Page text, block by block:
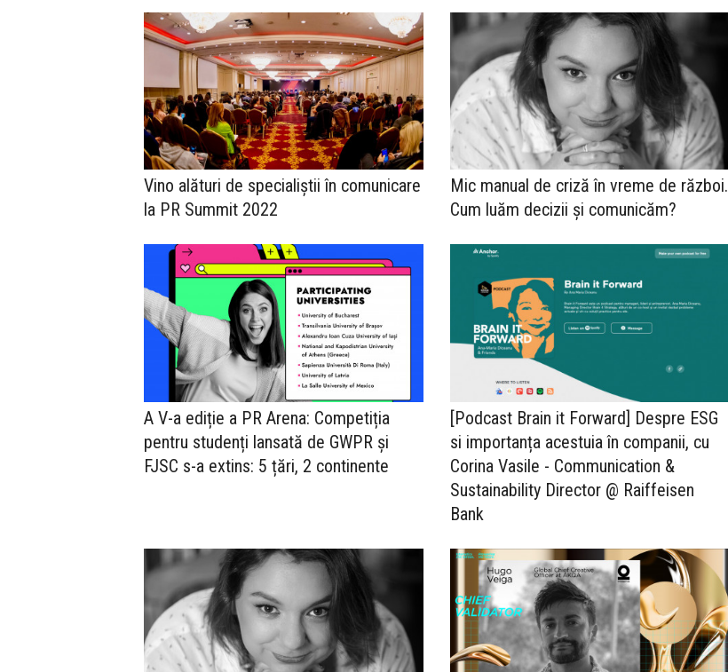
Vino alături de specialiștii în comunicare
la PR Summit 2022
Mic manual de criză în vreme de război.
Cum luăm decizii și comunicăm?
A V-a ediție a PR Arena: Competiția
pentru studenți lansată de GWPR și
FJSC s-a extins: 5 țări, 2 continente
[Podcast Brain it Forward] Despre ESG
si importanța acestuia în companii, cu
Corina Vasile - Communication &
Sustainability Director @ Raiffeisen
Bank